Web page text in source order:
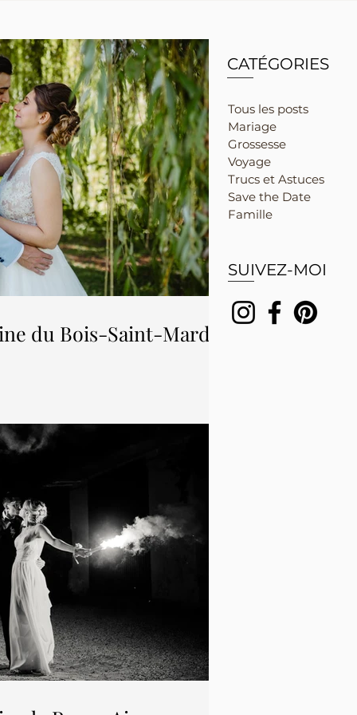
du Bois-Saint-Mard -
CATÉGORIES
Tous les posts
Mariage
Grossesse
Voyage
Trucs et Astuces
Save the Date
Famille
SUIVEZ-MOI